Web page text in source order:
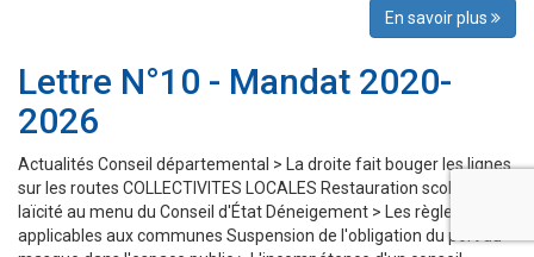
En savoir plus
Lettre N°10 - Mandat 2020-
2026
Actualités Conseil départemental > La droite fait bouger les lignes
sur les routes COLLECTIVITES LOCALES Restauration scolaire > La
laïcité au menu du Conseil d'État Déneigement > Les règles
applicables aux communes Suspension de l'obligation du port du